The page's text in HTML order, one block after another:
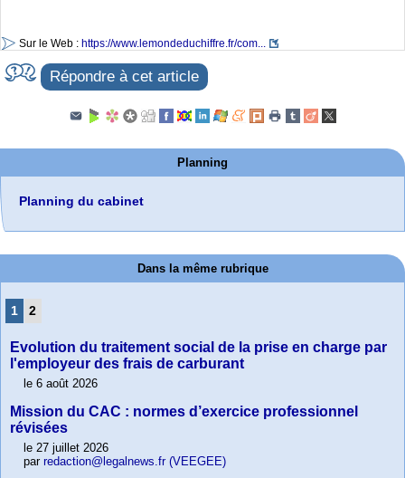
Sur le Web : https://www.lemondeduchiffre.fr/com...
Répondre à cet article
Planning
Planning du cabinet
Dans la même rubrique
1 2
Evolution du traitement social de la prise en charge par
l'employeur des frais de carburant
le 6 août 2026
Mission du CAC : normes d’exercice professionnel
révisées
le 27 juillet 2026
par redaction@legalnews.fr (VEEGEE)